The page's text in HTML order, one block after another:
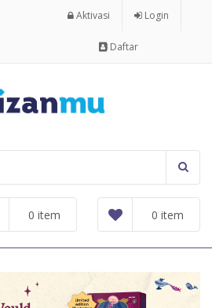
Aktivasi Login
Daftar
0 item
0 item